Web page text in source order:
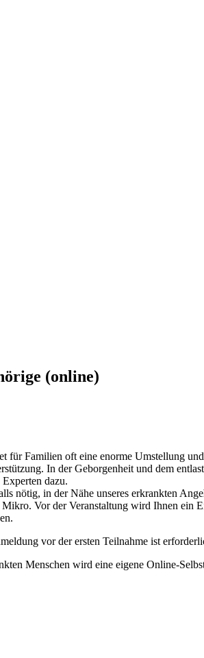
(online)
für Familien oft eine enorme Umstellung
In der Geborgenheit und dem
dazu.
nötig, in der Nähe unseres erkrankten
Vor der Veranstaltung wird Ihnen
vor der ersten Teilnahme ist
Menschen wird eine eigene Online-